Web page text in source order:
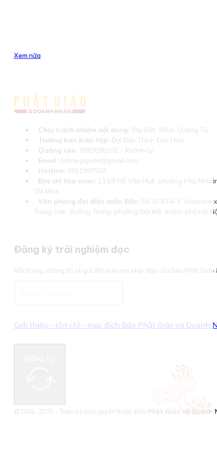
Xem nữa
Chịu trách nhiệm nội dung: Đại Đức Thích Quảng Tú
Trưởng ban biên tập: Đại Đức Thích Đức Hiển
Quảng cáo: 0989030102 - Khánh Ly
Email: online.pgvdn@gmail.com
Hotline: 0911997552
Địa chỉ tòa soạn: 133/8 Hồ Văn Huê, phường Phú
Chí Minh
Văn phòng đại diện miền Bắc: Số 32 BT4-3,
Trung Văn, Đường Trung, phường Đại Mỗ, thành phố Hà
Đăng ký trải nghiệm đọc
Mỗi tháng, chúng tôi sẽ gửi đến bạn mọi nhịp đập của Báo Phật Giáo
Giới thiệu - tôn chỉ - mục đích Báo Phật Giáo và Doanh
©2006-2025 - Toàn bộ bản quyền thuộc Báo Phật Giáo và Doanh